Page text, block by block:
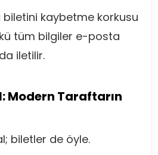
biletini kaybetme korkusu
tüm bilgiler e-posta
iletilir.
Modern Taraftarın
biletler de öyle.